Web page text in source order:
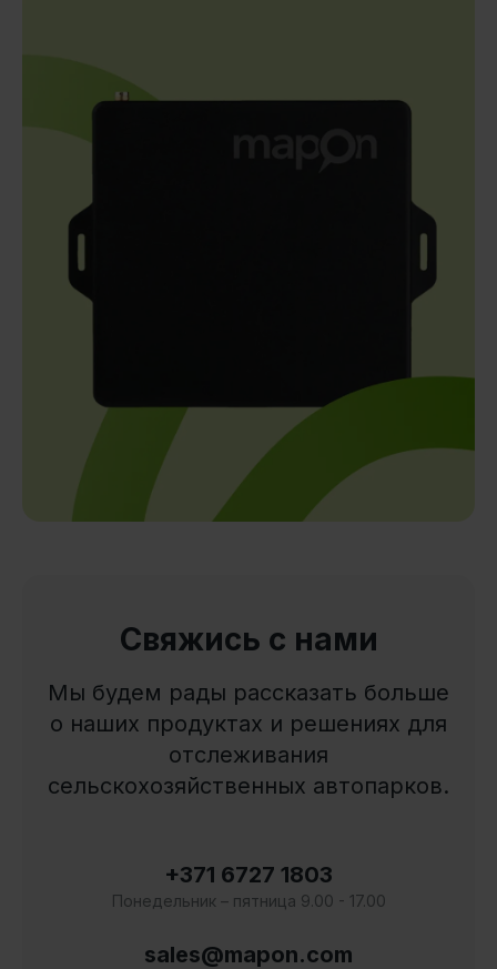
Свяжись с нами
Мы будем рады рассказать больше
о наших продуктах и решениях для
отслеживания
сельскохозяйственных автопарков.
+371 6727 1803
Понедельник – пятница 9.00 - 17.00
sales@mapon.com